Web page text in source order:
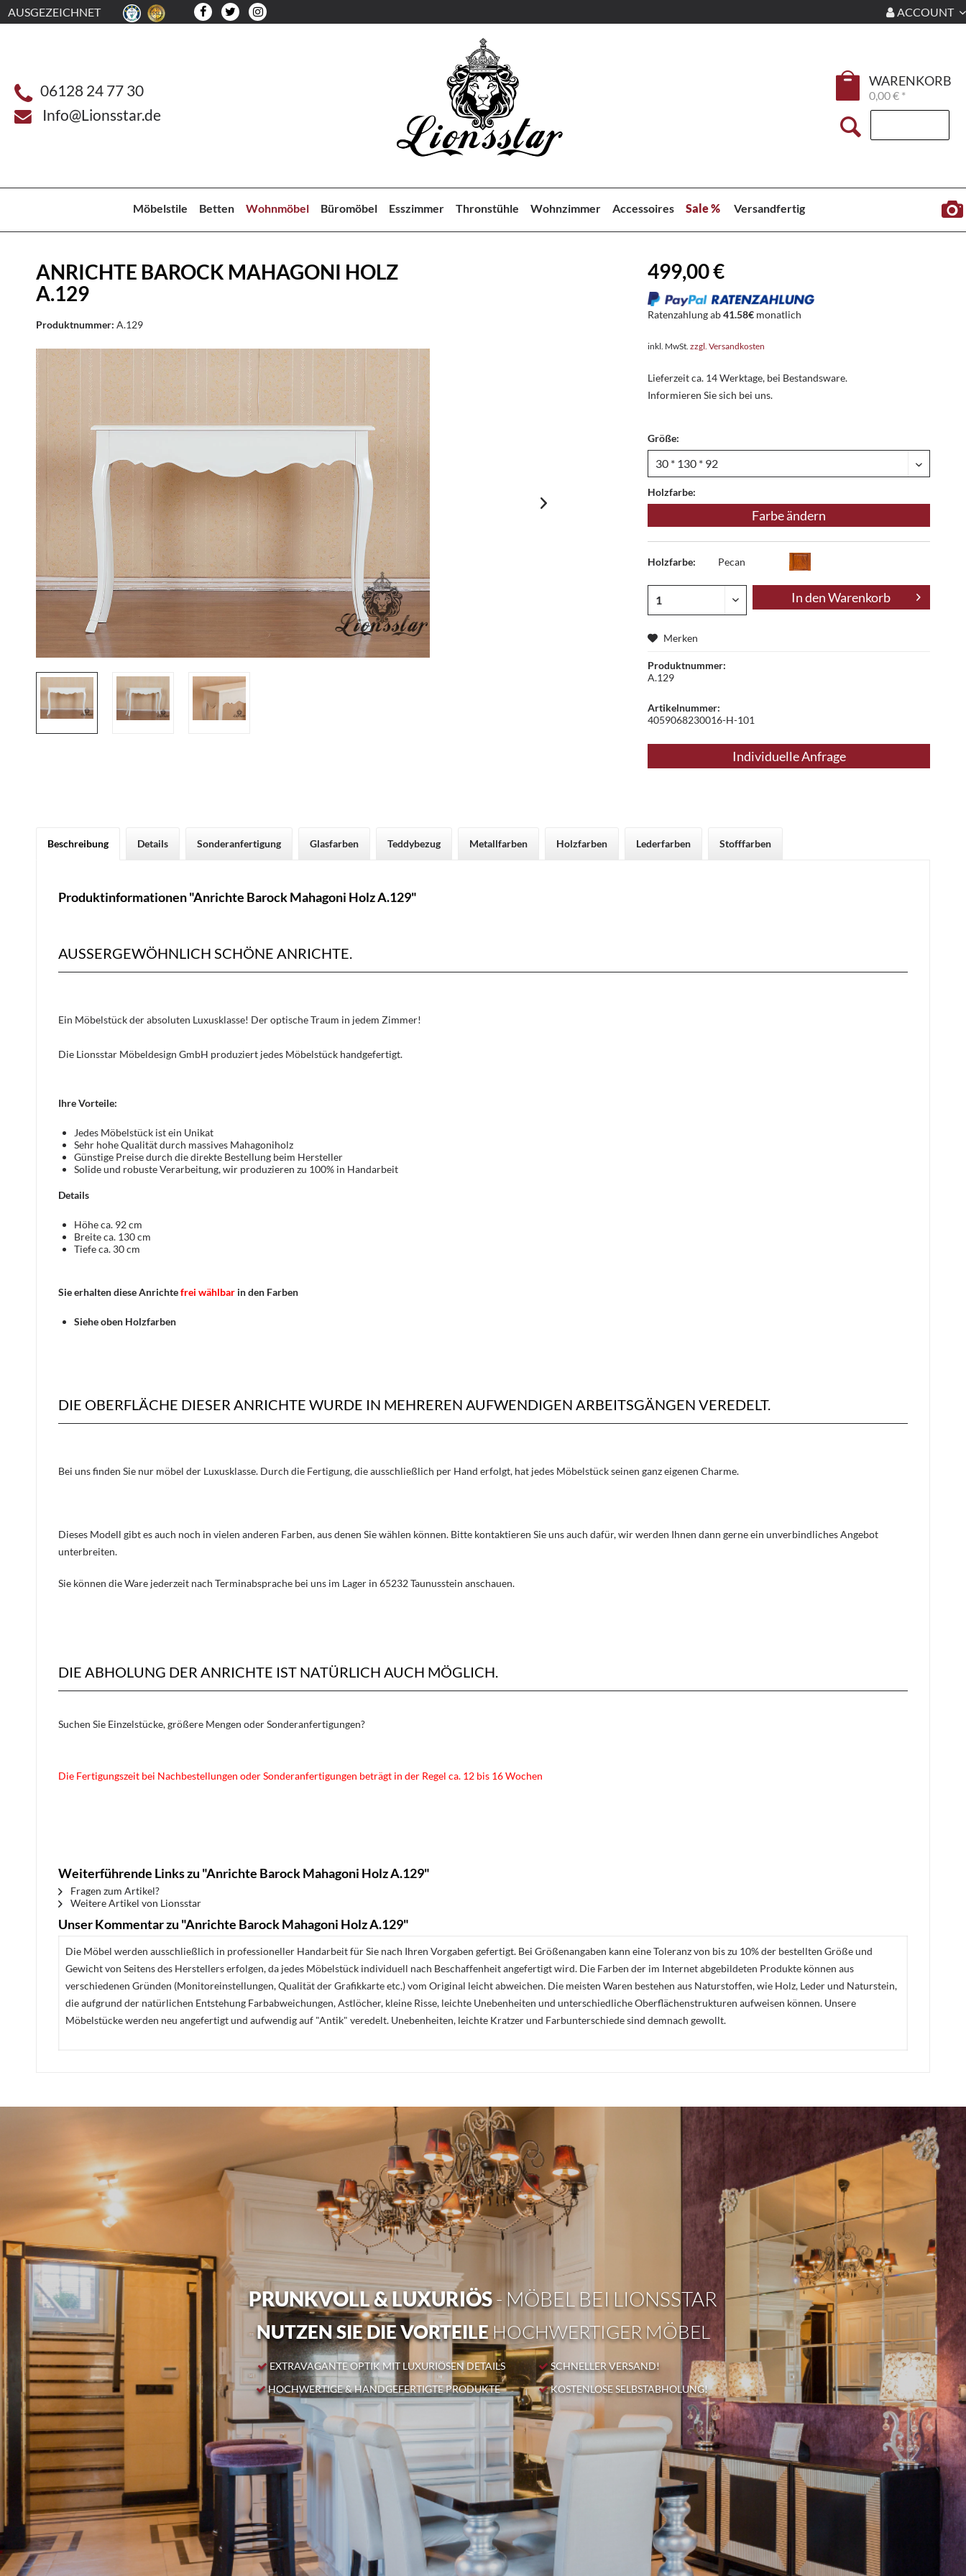
AUSGEZEICHNET ACCOUNT
06128 24 77 30
Info@Lionsstar.de
WARENKORB
0,00 € *
Möbelstile Betten Wohnmöbel Büromöbel Esszimmer Thronstühle Wohnzimmer Accessoires Sale % Versandfertig
ANRICHTE BAROCK MAHAGONI HOLZ
A.129
Produktnummer: A.129
499,00 €
Ratenzahlung ab41.58€ monatlich
inkl. MwSt.zzgl. Versandkosten
Lieferzeit ca. 14 Werktage, bei Bestandsware.
Informieren Sie sich bei uns.
Größe:
Holzfarbe:
Farbe ändern
Holzfarbe: Pecan
In denWarenkorb
Merken
Produktnummer:
A.129
Artikelnummer:
4059068230016-H-101
Individuelle Anfrage
Beschreibung Details Sonderanfertigung Glasfarben Teddybezug Metallfarben Holzfarben Lederfarben Stofffarben
Produktinformationen "Anrichte Barock Mahagoni Holz A.129"
AUSSERGEWÖHNLICH SCHÖNE ANRICHTE.
Ein Möbelstück der absoluten Luxusklasse! Der optische Traum in jedem Zimmer!
Die Lionsstar Möbeldesign GmbH produziert jedes Möbelstück handgefertigt.
Ihre Vorteile:
Jedes Möbelstück ist ein Unikat
Sehr hohe Qualität durch massives Mahagoniholz
Günstige Preise durch die direkte Bestellung beim Hersteller
Solide und robuste Verarbeitung, wir produzieren zu 100% in Handarbeit
Details
Höhe ca. 92 cm
Breite ca. 130 cm
Tiefe ca. 30 cm
Sie erhalten diese Anrichtefrei wählbar in den Farben
Siehe oben Holzfarben
DIE OBERFLÄCHE DIESER ANRICHTE WURDE IN MEHREREN AUFWENDIGEN ARBEITSGÄNGEN VEREDELT.
Bei uns finden Sie nur möbel der Luxusklasse. Durch die Fertigung, die ausschließlich per Hand erfolgt, hat jedes Möbelstück seinen ganz eigenen Charme.
Dieses Modell gibt es auch noch in vielen anderen Farben, aus denen Sie wählen können. Bitte kontaktieren Sie uns auch dafür, wir werden Ihnen dann gerne ein unverbindliches Angebot
unterbreiten.
Sie können die Ware jederzeit nach Terminabsprache bei uns im Lager in 65232 Taunusstein anschauen.
DIE ABHOLUNG DER ANRICHTE IST NATÜRLICH AUCH MÖGLICH.
Suchen Sie Einzelstücke, größere Mengen oder Sonderanfertigungen?
Die Fertigungszeit bei Nachbestellungen oder Sonderanfertigungen beträgt in der Regel ca. 12 bis 16 Wochen
Weiterführende Links zu "Anrichte Barock Mahagoni Holz A.129"
Fragen zum Artikel?
Weitere Artikel von Lionsstar
Unser Kommentar zu "Anrichte Barock Mahagoni Holz A.129"
Die Möbel werden ausschließlich in professioneller Handarbeit für Sie nach Ihren Vorgaben gefertigt. Bei Größenangaben kann eine Toleranz von bis zu 10% der bestellten Größe und
Gewicht von Seitens des Herstellers erfolgen, da jedes Möbelstück individuell nach Beschaffenheit angefertigt wird. Die Farben der im Internet abgebildeten Produkte können aus
verschiedenen Gründen (Monitoreinstellungen, Qualität der Grafikkarte etc.) vom Original leicht abweichen. Die meisten Waren bestehen aus Naturstoffen, wie Holz, Leder und Naturstein,
die aufgrund der natürlichen Entstehung Farbabweichungen, Astlöcher, kleine Risse, leichte Unebenheiten und unterschiedliche Oberflächenstrukturen aufweisen können. Unsere
Möbelstücke werden neu angefertigt und aufwendig auf "Antik" veredelt. Unebenheiten, leichte Kratzer und Farbunterschiede sind demnach gewollt.
PRUNKVOLL & LUXURIÖS- MÖBEL BEI LIONSSTAR
NUTZEN SIE DIE VORTEILEHOCHWERTIGER MÖBEL
EXTRAVAGANTE OPTIK MIT LUXURIÖSEN DETAILS
HOCHWERTIGE & HANDGEFERTIGTE PRODUKTE
SCHNELLER VERSAND!
KOSTENLOSE SELBSTABHOLUNG!